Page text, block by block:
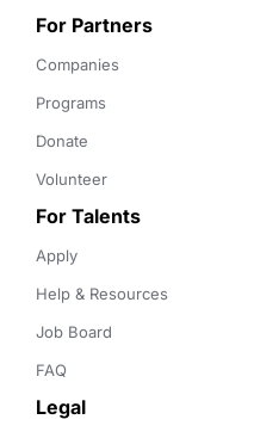
For Partners
Companies
Programs
Donate
Volunteer
For Talents
Apply
Help & Resources
Job Board
FAQ
Legal